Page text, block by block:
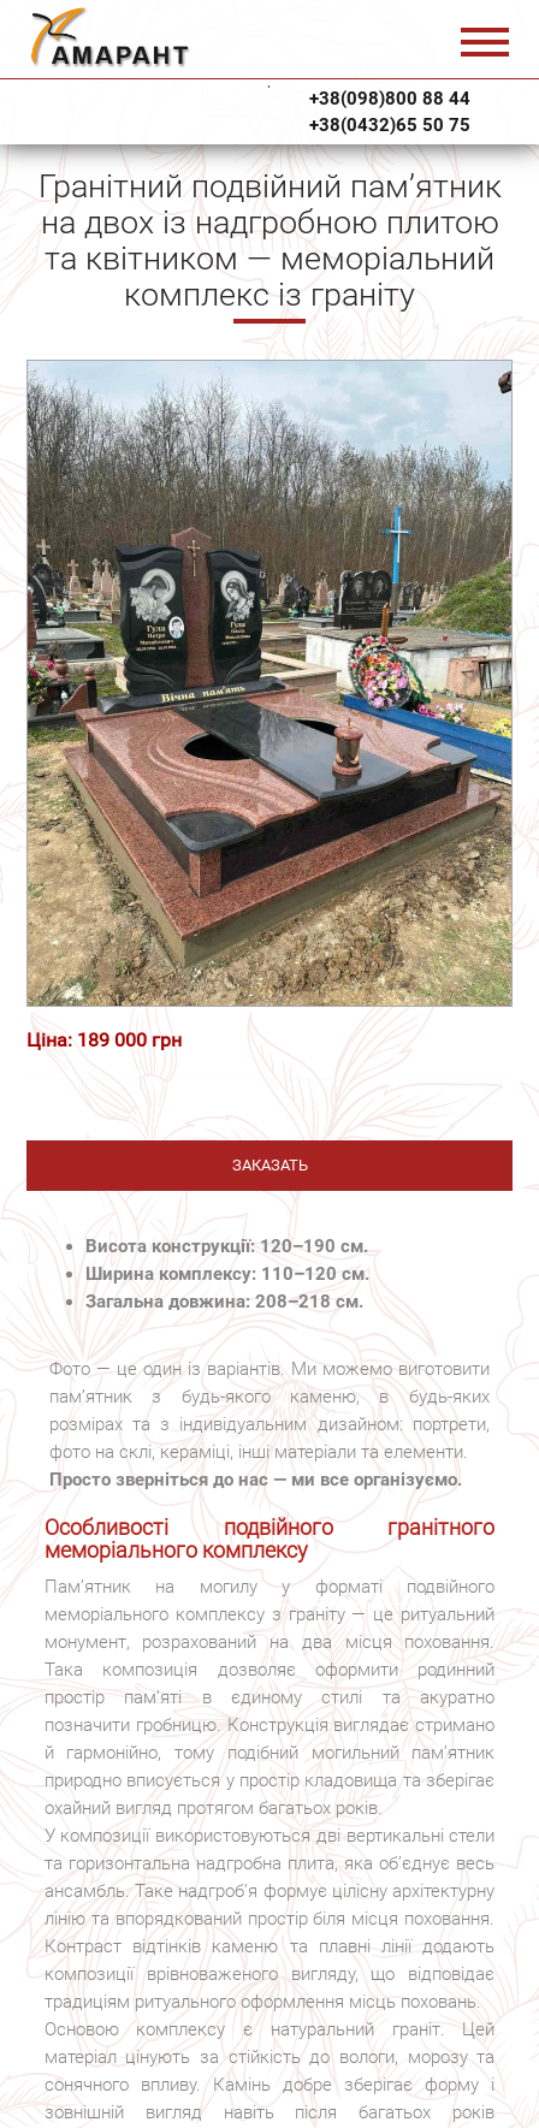
+38(098)800 88 44
+38(0432)65 50 75
Гранітний подвійний пам’ятник
на двох із надгробною плитою
та квітником — меморіальний
комплекс із граніту
Ціна: 189 000 грн
ЗАКАЗАТЬ
Висота конструкції: 120–190 см.
Ширина комплексу: 110–120 см.
Загальна довжина: 208–218 см.
Фото — це один із варіантів. Ми можемо виготовити
пам’ятник з будь-якого каменю, в будь-яких
розмірах та з індивідуальним дизайном: портрети,
фото на склі, кераміці, інші матеріали та елементи.
Просто зверніться до нас — ми все організуємо.
Особливості подвійного гранітного
меморіального комплексу
Пам’ятник на могилу у форматі подвійного
меморіального комплексу з граніту — це ритуальний
монумент, розрахований на два місця поховання.
Така композиція дозволяє оформити родинний
простір пам’яті в єдиному стилі та акуратно
позначити гробницю. Конструкція виглядає стримано
й гармонійно, тому подібний могильний пам’ятник
природно вписується у простір кладовища та зберігає
охайний вигляд протягом багатьох років.
У композиції використовуються дві вертикальні стели
та горизонтальна надгробна плита, яка об’єднує весь
ансамбль. Таке надгроб’я формує цілісну архітектурну
лінію та впорядкований простір біля місця поховання.
Контраст відтінків каменю та плавні лінії додають
композиції врівноваженого вигляду, що відповідає
традиціям ритуального оформлення місць поховань.
Основою комплексу є натуральний граніт. Цей
матеріал цінують за стійкість до вологи, морозу та
сонячного впливу. Камінь добре зберігає форму і
зовнішній вигляд навіть після багатьох років